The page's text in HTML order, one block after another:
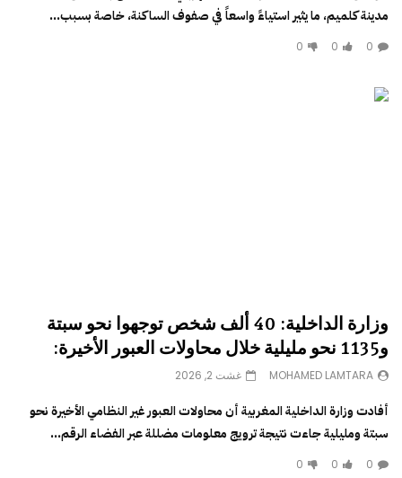
مدينة كلميم، ما يثير استياءً واسعاً في صفوف الساكنة، خاصة بسبب...
0
0
0
وزارة الداخلية: 40 ألف شخص توجهوا نحو سبتة
و1135 نحو مليلية خلال محاولات العبور الأخيرة:
MOHAMED LAMTARA غشت 2, 2026
أفادت وزارة الداخلية المغربية أن محاولات العبور غير النظامي الأخيرة نحو
سبتة ومليلية جاءت نتيجة ترويج معلومات مضللة عبر الفضاء الرقم...
0
0
0